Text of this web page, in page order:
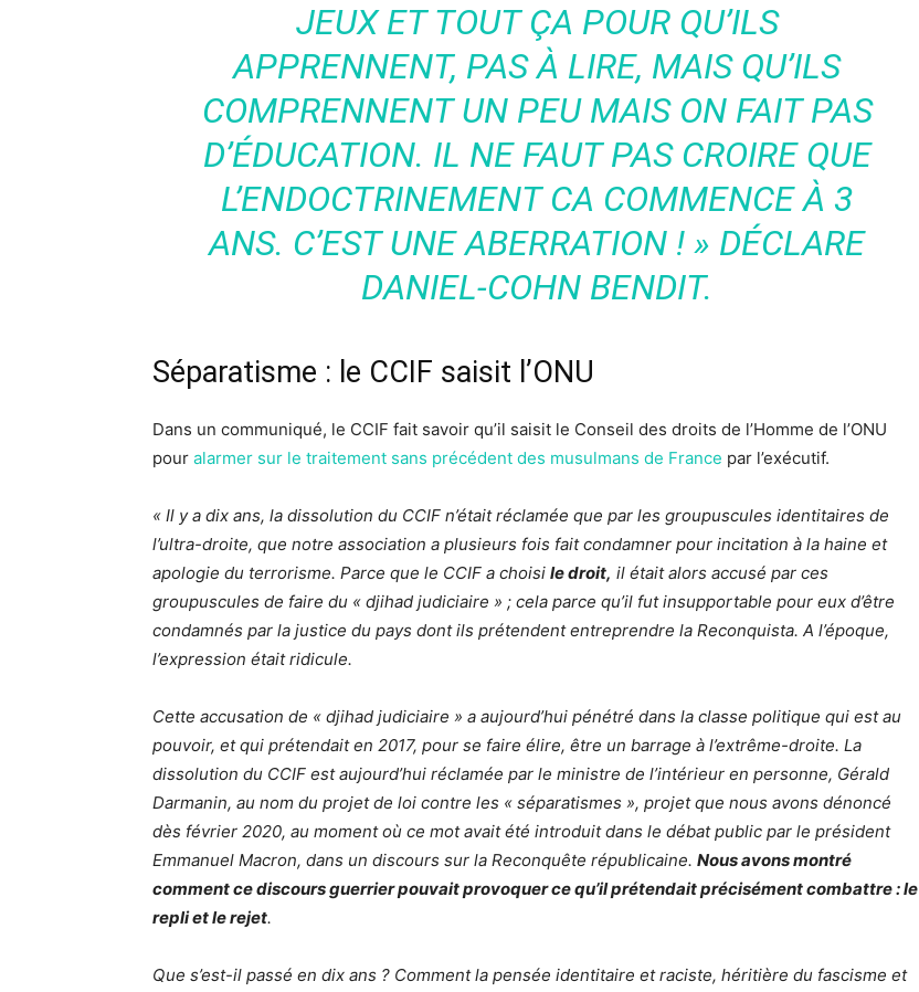
JEUX ET TOUT ÇA POUR QU’ILS
APPRENNENT, PAS À LIRE, MAIS QU’ILS
COMPRENNENT UN PEU MAIS ON FAIT PAS
D’ÉDUCATION. IL NE FAUT PAS CROIRE QUE
L’ENDOCTRINEMENT CA COMMENCE À 3
ANS. C’EST UNE ABERRATION ! » DÉCLARE
DANIEL-COHN BENDIT.
Séparatisme : le CCIF saisit l’ONU
Dans un communiqué, le CCIF fait savoir qu’il saisit le Conseil des droits de l’Homme de l’ONU
pour alarmer sur le traitement sans précédent des musulmans de France par l’exécutif.
« Il y a dix ans, la dissolution du CCIF n’était réclamée que par les groupuscules identitaires de
l’ultra-droite, que notre association a plusieurs fois fait condamner pour incitation à la haine et
apologie du terrorisme. Parce que le CCIF a choisi le droit, il était alors accusé par ces
groupuscules de faire du « djihad judiciaire » ; cela parce qu’il fut insupportable pour eux d’être
condamnés par la justice du pays dont ils prétendent entreprendre la Reconquista. A l’époque,
l’expression était ridicule.
Cette accusation de « djihad judiciaire » a aujourd’hui pénétré dans la classe politique qui est au
pouvoir, et qui prétendait en 2017, pour se faire élire, être un barrage à l’extrême-droite. La
dissolution du CCIF est aujourd’hui réclamée par le ministre de l’intérieur en personne, Gérald
Darmanin, au nom du projet de loi contre les « séparatismes », projet que nous avons dénoncé
dès février 2020, au moment où ce mot avait été introduit dans le débat public par le président
Emmanuel Macron, dans un discours sur la Reconquête républicaine. Nous avons montré
comment ce discours guerrier pouvait provoquer ce qu’il prétendait précisément combattre : le
repli et le rejet.
Que s’est-il passé en dix ans ? Comment la pensée identitaire et raciste, héritière du fascisme et